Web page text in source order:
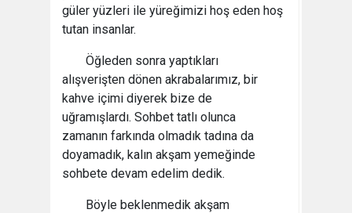
güler yüzleri ile yüreğimizi hoş eden hoş
tutan insanlar.
Öğleden sonra yaptıkları
alışverişten dönen akrabalarımız, bir
kahve içimi diyerek bize de
uğramışlardı. Sohbet tatlı olunca
zamanın farkında olmadık tadına da
doyamadık, kalın akşam yemeğinde
sohbete devam edelim dedik.
Böyle beklenmedik akşam